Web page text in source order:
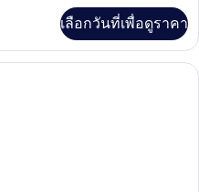
เลือกวันที่เพื่อดูราคา
ห้องพัก, เตียงควีนไซส์ 1 เตียง | เครื่